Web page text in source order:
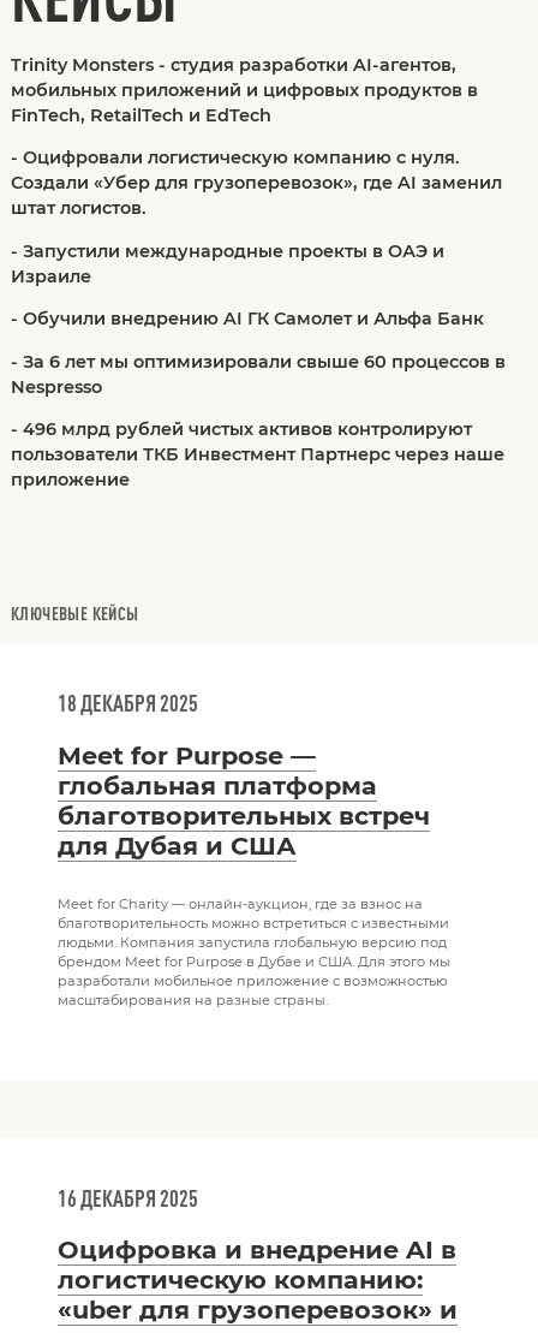
Trinity Monsters - студия разработки AI-агентов,
мобильных приложений и цифровых продуктов в
FinTech, RetailTech и EdTech
- Оцифровали логистическую компанию с нуля.
Создали «Убер для грузоперевозок», где AI заменил
штат логистов.
- Запустили международные проекты в ОАЭ и
Израиле
- Обучили внедрению AI ГК Самолет и Альфа Банк
- За 6 лет мы оптимизировали свыше 60 процессов в
Nespresso
- 496 млрд рублей чистых активов контролируют
пользователи ТКБ Инвестмент Партнерс через наше
приложение
КЛЮЧЕВЫЕ КЕЙСЫ
Meet for Purpose —
глобальная платформа
благотворительных встреч
для Дубая и США
18 ДЕКАБРЯ 2025
Meet for Charity — онлайн-аукцион, где за взнос на
благотворительность можно встретиться с известными
людьми. Компания запустила глобальную версию под
брендом Meet for Purpose в Дубае и США. Для этого мы
разработали мобильное приложение с возможностью
масштабирования на разные страны.
Оцифровка и внедрение AI в
логистическую компанию:
«uber для грузоперевозок» и
16 ДЕКАБРЯ 2025